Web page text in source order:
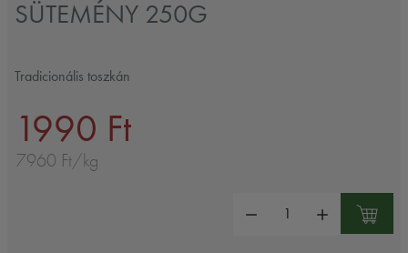
SÜTEMÉNY 250G
Tradicionális toszkán
1990 Ft
7960 Ft/kg